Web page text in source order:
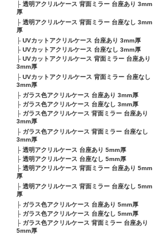
透明アクリルケース 背面ミラー 台座あり 3mm
厚
透明アクリルケース 背面ミラー 台座なし 3mm
厚
UVカットアクリルケース 台座あり 3mm厚
UVカットアクリルケース 台座なし 3mm厚
UVカットアクリルケース 背面ミラー 台座あり
3mm厚
UVカットアクリルケース 背面ミラー 台座なし
3mm厚
ガラス色アクリルケース 台座あり 3mm厚
ガラス色アクリルケース 台座なし 3mm厚
ガラス色アクリルケース 背面ミラー 台座あり
3mm厚
ガラス色アクリルケース 背面ミラー 台座なし
3mm厚
透明アクリルケース 台座あり 5mm厚
透明アクリルケース 台座なし 5mm厚
透明アクリルケース 背面ミラー 台座あり 5mm
厚
透明アクリルケース 背面ミラー 台座なし 5mm
厚
ガラス色アクリルケース 台座あり 5mm厚
ガラス色アクリルケース 台座なし 5mm厚
ガラス色アクリルケース 背面ミラー 台座あり
5mm厚